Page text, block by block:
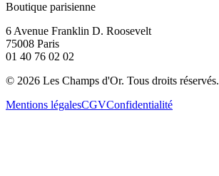
Boutique parisienne
6 Avenue Franklin D. Roosevelt
75008 Paris
01 40 76 02 02
© 2026 Les Champs d'Or. Tous droits réservés.
Mentions légalesCGVConfidentialité